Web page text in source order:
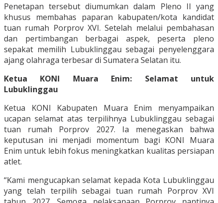
Penetapan tersebut diumumkan dalam Pleno II yang
khusus membahas paparan kabupaten/kota kandidat
tuan rumah Porprov XVI. Setelah melalui pembahasan
dan pertimbangan berbagai aspek, peserta pleno
sepakat memilih Lubuklinggau sebagai penyelenggara
ajang olahraga terbesar di Sumatera Selatan itu.
Ketua KONI Muara Enim: Selamat untuk
Lubuklinggau
Ketua KONI Kabupaten Muara Enim menyampaikan
ucapan selamat atas terpilihnya Lubuklinggau sebagai
tuan rumah Porprov 2027. Ia menegaskan bahwa
keputusan ini menjadi momentum bagi KONI Muara
Enim untuk lebih fokus meningkatkan kualitas persiapan
atlet.
“Kami mengucapkan selamat kepada Kota Lubuklinggau
yang telah terpilih sebagai tuan rumah Porprov XVI